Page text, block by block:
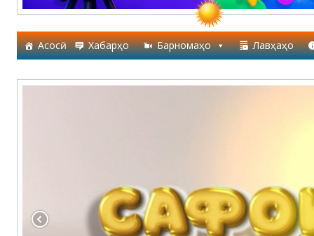
Асосӣ Хабарҳо Барномаҳо Лавҳаҳо